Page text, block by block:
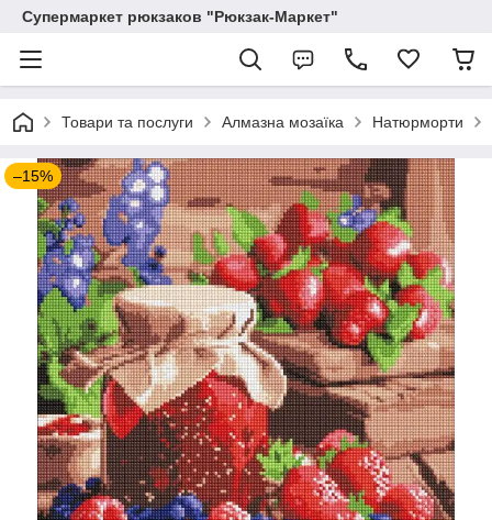
Супермаркет рюкзаков "Рюкзак-Маркет"
Товари та послуги Алмазна мозаїка Натюрморти
–15%